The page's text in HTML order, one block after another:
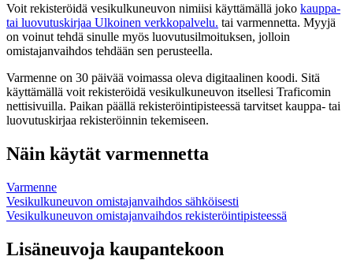
Voit rekisteröidä vesikulkuneuvon nimiisi käyttämällä joko kauppa-
tai luovutuskirjaa Ulkoinen verkkopalvelu. tai varmennetta. Myyjä
on voinut tehdä sinulle myös luovutusilmoituksen, jolloin
omistajanvaihdos tehdään sen perusteella.
Varmenne on 30 päivää voimassa oleva digitaalinen koodi. Sitä
käyttämällä voit rekisteröidä vesikulkuneuvon itsellesi Traficomin
nettisivuilla. Paikan päällä rekisteröintipisteessä tarvitset kauppa- tai
luovutuskirjaa rekisteröinnin tekemiseen.
Näin käytät varmennetta
Varmenne
Vesikulkuneuvon omistajanvaihdos sähköisesti
Vesikulkuneuvon omistajanvaihdos rekisteröintipisteessä
Lisäneuvoja kaupantekoon